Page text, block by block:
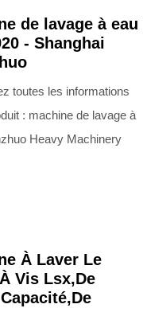
de lavage à eau
- Shanghai
toutes les informations
: machine de lavage à
Heavy Machinery
À Laver Le
Vis Lsx,De